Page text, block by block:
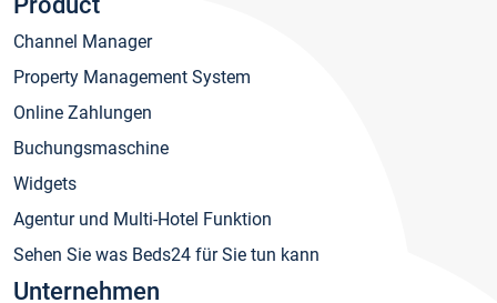
Channel Manager
Property Management System
Online Zahlungen
Buchungsmaschine
Widgets
Agentur und Multi-Hotel Funktion
Sehen Sie was Beds24 für Sie tun kann
Unternehmen